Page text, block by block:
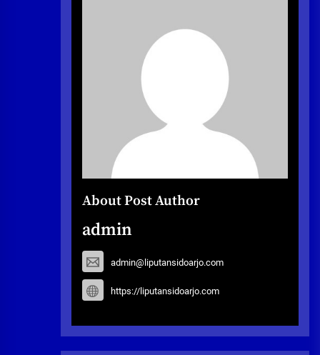
About Post Author
admin
admin@liputansidoarjo.com
https://liputansidoarjo.com